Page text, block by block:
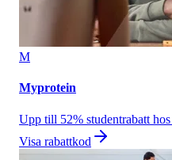
M
Myprotein
Upp till 52% studentrabatt
Visa rabattkod